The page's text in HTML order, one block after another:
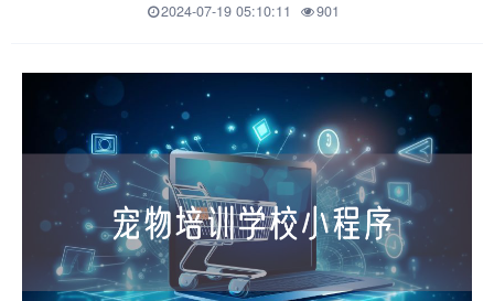
2024-07-19 05:10:11 901